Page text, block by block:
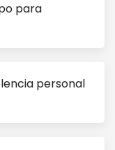
para
personal